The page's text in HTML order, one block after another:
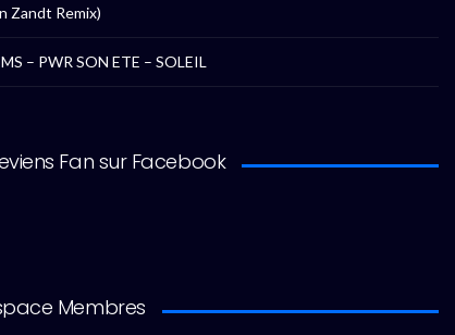
Zandt Remix)
– PWR SON ETE – SOLEIL
Fan sur Facebook
Membres